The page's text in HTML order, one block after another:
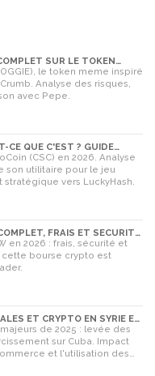
SUR LE TOKEN
le token meme inspiré
Analyse des risques,
avec Pepe.
CE QUE C'EST ? GUIDE
AVENIR EN 2026
(CSC) en 2026. Analyse
son utilitaire pour le jeu
vers LuckyHash.
FRAIS ET SÉCURITÉ
en 2026 : frais, sécurité et
bourse crypto est
ET CRYPTO EN SYRIE ET
2025
de 2025 : levée des
sur Cuba. Impact
et l'utilisation des